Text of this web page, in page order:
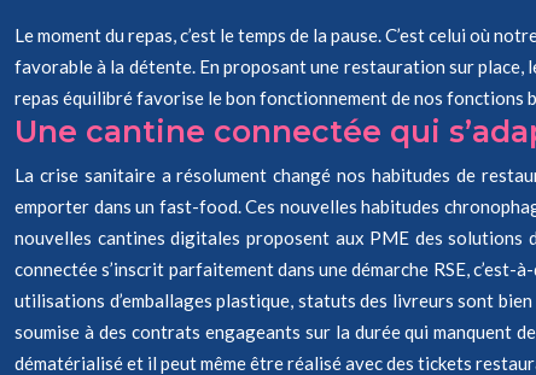
Le moment du repas, c’est le temps de la pause. C’est celui où
favorable à la détente. En proposant une restauration sur place,
repas équilibré favorise le bon fonctionnement de nos fonctions
Une cantine connectée qui
La crise sanitaire a résolument changé nos habitudes de
emporter dans un fast-food. Ces nouvelles habitudes
nouvelles cantines digitales proposent aux PME des solutions
connectée s’inscrit parfaitement dans une démarche RSE,
utilisations d’emballages plastique, statuts des livreurs sont
soumise à des contrats engageants sur la durée qui manquent
dématérialisé et il peut même être réalisé avec des tickets